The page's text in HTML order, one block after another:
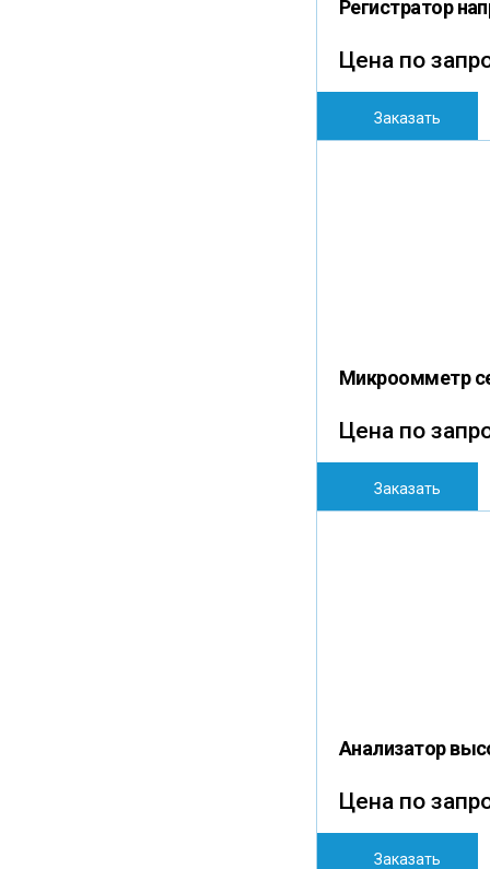
Регистратор
Цена по
Заказать
Микроомметр
Цена по
Заказать
Анализатор
Цена по
Заказать